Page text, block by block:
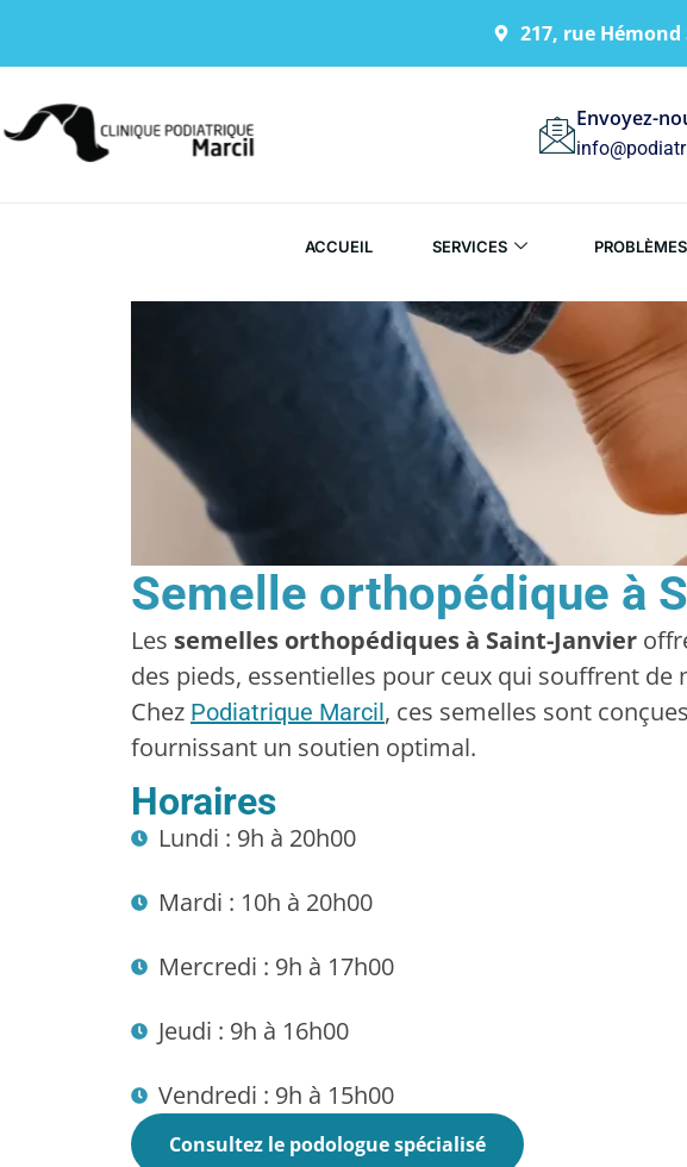
217, rue Hémond
Envoyez-
ACCUEIL SERVICES
Semelle orthopédique à
Les semelles orthopédiques à Saint-Janvier
des pieds, essentielles pour ceux qui souffrent
Chez Podiatrique Marcil, ces semelles sont
fournissant un soutien optimal.
Horaires
Lundi : 9h à 20h00
Mardi : 10h à 20h00
Mercredi : 9h à 17h00
Jeudi : 9h à 16h00
Vendredi : 9h à 15h00
Consultez le podologue spécialisé